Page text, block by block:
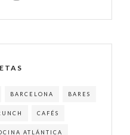
BARCELONA BARES
CAFÉS
ATLÁNTICA